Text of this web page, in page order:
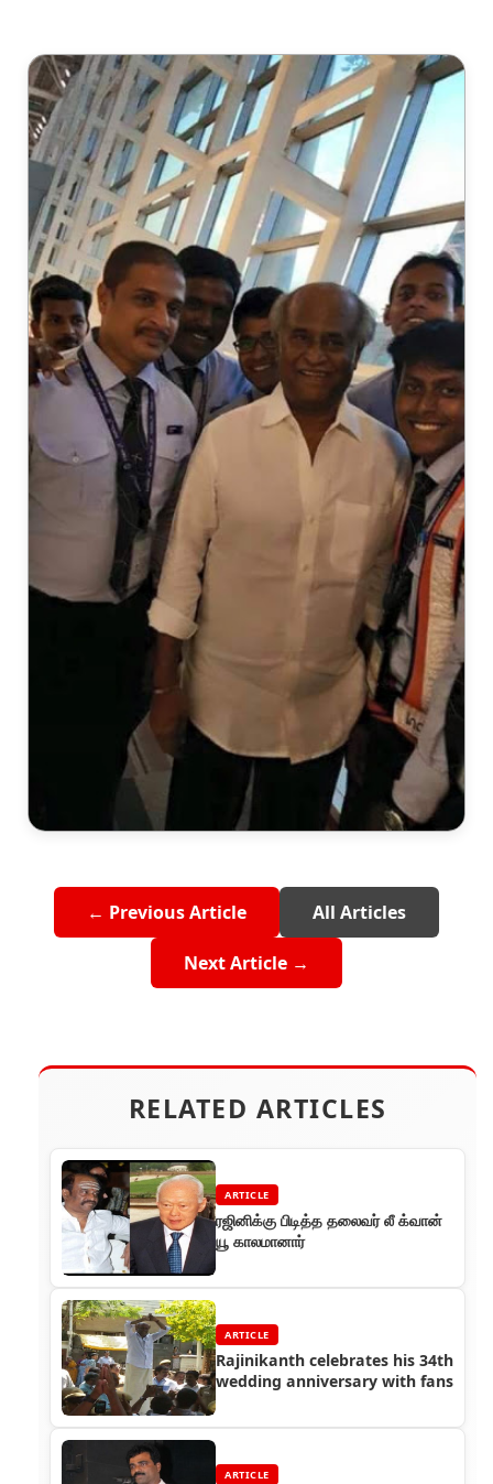
← Previous Article All Articles
Next Article →
RELATED ARTICLES
ARTICLE
ரஜினிக்கு பிடித்த தலைவர் லீ க்வான்
யூ காலமானார்
ARTICLE
Rajinikanth celebrates his 34th
wedding anniversary with fans
ARTICLE